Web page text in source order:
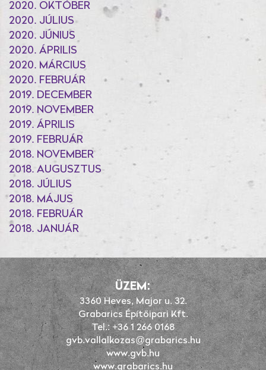
2020. OKTÓBER
2020. JÚLIUS
2020. JÚNIUS
2020. ÁPRILIS
2020. MÁRCIUS
2020. FEBRUÁR
2019. DECEMBER
2019. NOVEMBER
2019. ÁPRILIS
2019. FEBRUÁR
2018. NOVEMBER
2018. AUGUSZTUS
2018. JÚLIUS
2018. MÁJUS
2018. FEBRUÁR
2018. JANUÁR
ÜZEM:
3360 Heves, Major u. 32.
Grabarics Építőipari Kft.
Tel.: +36 1 266 0168
gvb.vallalkozas@grabarics.hu
www.gvb.hu
www.grabarics.hu